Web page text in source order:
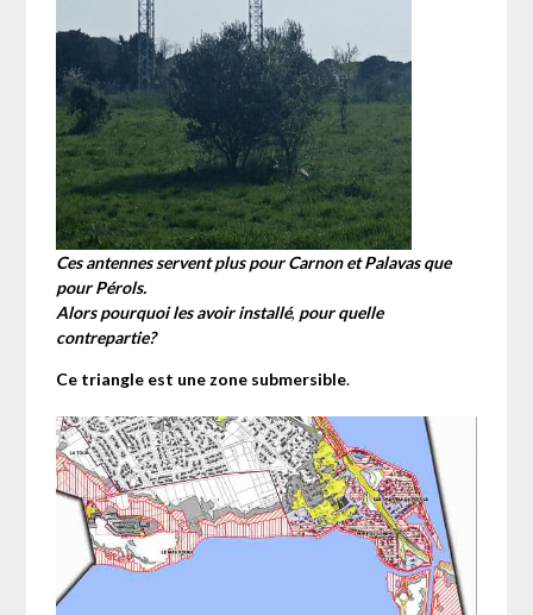
Ces antennes servent plus pour Carnon et Palavas que
pour Pérols.
Alors pourquoi les avoir installé, pour quelle
contrepartie?
Ce triangle est une zone submersible.